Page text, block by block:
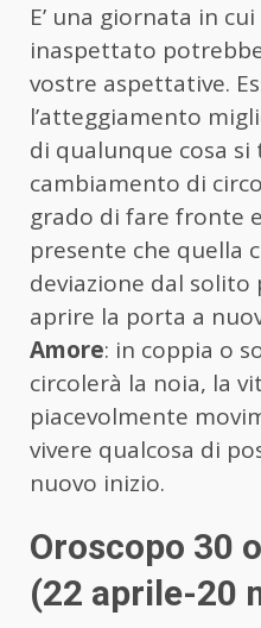
E’ una giornata in
inaspettato
vostre aspettative.
l’atteggiamento
di qualunque cosa
cambiamento di
grado di fare fronte
presente che quella
deviazione dal
aprire la porta a
Amore: in coppia o
circolerà la noia, la
piacevolmente
vivere qualcosa di
nuovo inizio.
Oroscopo 30
(22 aprile-20